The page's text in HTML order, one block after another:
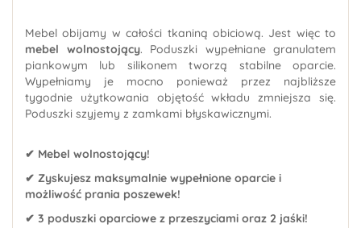
Mebel obijamy w całości tkaniną obiciową. Jest więc to
mebel wolnostojący. Poduszki wypełniane granulatem
piankowym lub silikonem tworzą stabilne oparcie.
Wypełniamy je mocno ponieważ przez najbliższe
tygodnie użytkowania objętość wkładu zmniejsza się.
Poduszki szyjemy z zamkami błyskawicznymi.
✔ Mebel wolnostojący!
✔ Zyskujesz maksymalnie wypełnione oparcie i
możliwość prania poszewek!
✔ 3 poduszki oparciowe z przeszyciami oraz 2 jaśki!